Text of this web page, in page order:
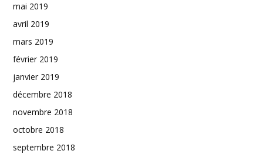
mai 2019
avril 2019
mars 2019
février 2019
janvier 2019
décembre 2018
novembre 2018
octobre 2018
septembre 2018